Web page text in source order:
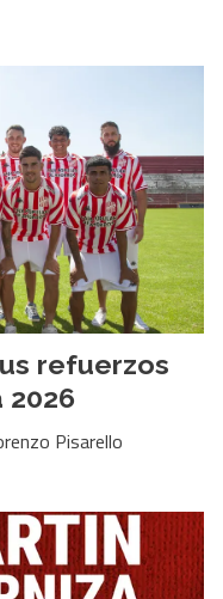
refuerzos
Pisarello